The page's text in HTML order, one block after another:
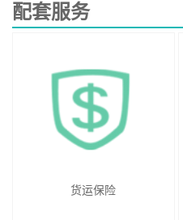
配套服务
货运保险